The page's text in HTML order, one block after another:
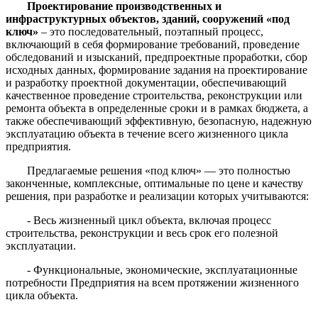
Проектирование производственных и
инфраструктурных объектов, зданий, сооружений «под
ключ» – это последовательный, поэтапный процесс,
включающий в себя формирование требований, проведение
обследований и изысканий, предпроектные проработки, сбор
исходных данных, формирование задания на проектирование
и разработку проектной документации, обеспечивающий
качественное проведение строительства, реконструкции или
ремонта объекта в определенные сроки и в рамках бюджета, а
также обеспечивающий эффективную, безопасную, надежную
эксплуатацию объекта в течение всего жизненного цикла
предприятия.
Предлагаемые решения «под ключ» — это полностью
законченные, комплексные, оптимальные по цене и качеству
решения, при разработке и реализации которых учитываются:
- Весь жизненный цикл объекта, включая процесс
строительства, реконструкции и весь срок его полезной
эксплуатации.
- Функциональные, экономические, эксплуатационные
потребности Предприятия на всем протяжении жизненного
цикла объекта.